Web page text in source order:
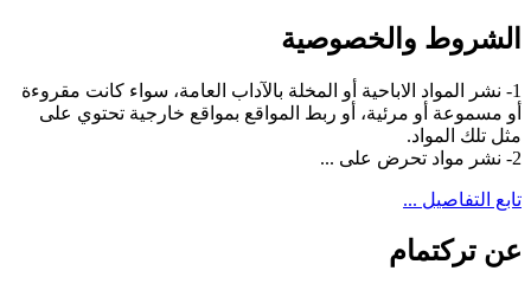
الشروط والخصوصية
1- نشر المواد الاباحية أو المخلة بالآداب العامة، سواء كانت مقروءة
أو مسموعة أو مرئية، أو ربط المواقع بمواقع خارجية تحتوي على
مثل تلك المواد.
2- نشر مواد تحرض على ...
تابع التفاصيل ...
عن تركتمام